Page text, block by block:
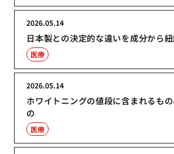
日本製との決定的な違いを成分から紐
2026.05.14
医療
ホワイトニングの値段に含まれるも
の
2026.05.14
医療